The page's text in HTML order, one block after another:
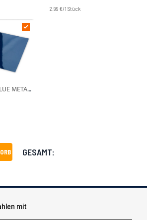
2.99 €/1 Stück
AVERY SWF DARK BLUE METALLIC GLÄNZEND A4
GESAMT:
mit